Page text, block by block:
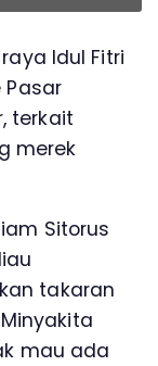
Idul Fitri
Pasar
terkait
merek
Sitorus
takaran
mau ada